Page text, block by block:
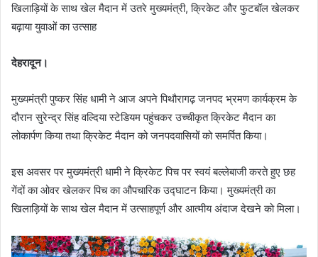
खिलाड़ियों के साथ खेल मैदान में उतरे मुख्यमंत्री, क्रिकेट और फुटबॉल खेलकर
बढ़ाया युवाओं का उत्साह
देहरादून।
मुख्यमंत्री पुष्कर सिंह धामी ने आज अपने पिथौरागढ़ जनपद भ्रमण कार्यक्रम के
दौरान सुरेन्द्र सिंह वल्दिया स्टेडियम पहुंचकर उच्चीकृत क्रिकेट मैदान का
लोकार्पण किया तथा क्रिकेट मैदान को जनपदवासियों को समर्पित किया।
इस अवसर पर मुख्यमंत्री धामी ने क्रिकेट पिच पर स्वयं बल्लेबाजी करते हुए छह
गेंदों का ओवर खेलकर पिच का औपचारिक उद्घाटन किया। मुख्यमंत्री का
खिलाड़ियों के साथ खेल मैदान में उत्साहपूर्ण और आत्मीय अंदाज देखने को मिला।